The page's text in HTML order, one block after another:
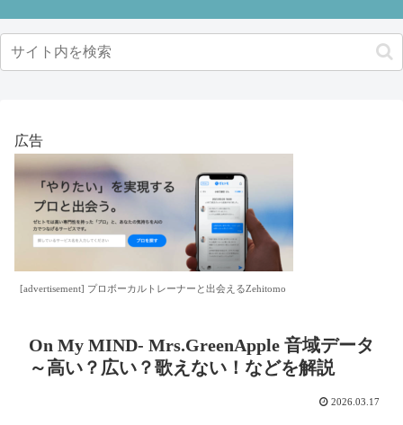
広告
[advertisement] プロボーカルトレーナーと出会えるZehitomo
On My MIND- Mrs.GreenApple 音域データ
～高い？広い？歌えない！などを解説
2026.03.17